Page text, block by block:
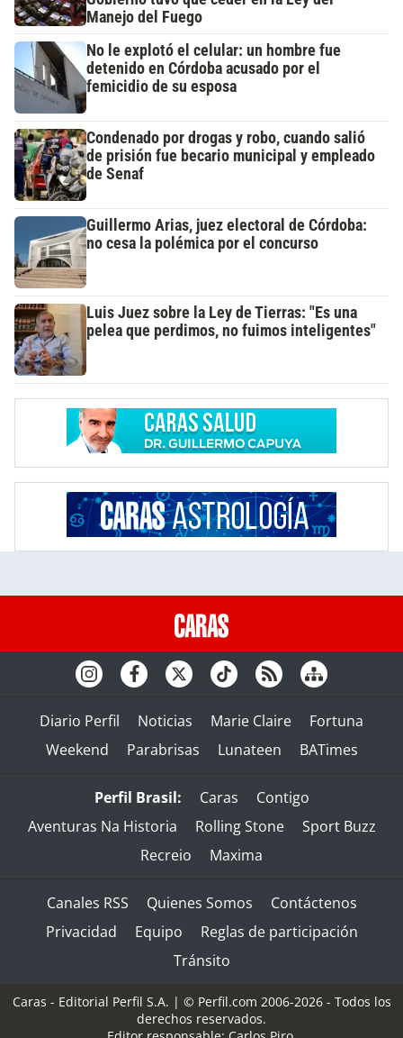
Manejo del Fuego
No le explotó el celular: un hombre fue
detenido en Córdoba acusado por el
femicidio de su esposa
Condenado por drogas y robo, cuando salió
de prisión fue becario municipal y empleado
de Senaf
Guillermo Arias, juez electoral de Córdoba:
no cesa la polémica por el concurso
Luis Juez sobre la Ley de Tierras: "Es una
pelea que perdimos, no fuimos inteligentes"
Diario Perfil Noticias Marie Claire
Fortuna
Weekend
Parabrisas Lunateen BATimes
Perfil Brasil: Caras
Contigo
Aventuras Na Historia
Rolling Stone
Sport Buzz
Recreio
Maxima
Canales RSS Quienes Somos
Contáctenos
Privacidad
Equipo
Reglas de participación
Tránsito
Caras - Editorial Perfil S.A. | © Perfil.com 2006-2026 - Todos los
derechos reservados.